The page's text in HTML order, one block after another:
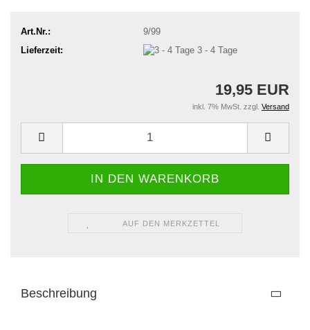
Art.Nr.:
9/99
Lieferzeit:
3 - 4 Tage
19,95 EUR
inkl. 7% MwSt. zzgl. Versand
AUF DEN MERKZETTEL
Beschreibung